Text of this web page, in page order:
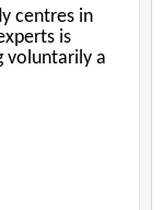
centres in
is
voluntarily a